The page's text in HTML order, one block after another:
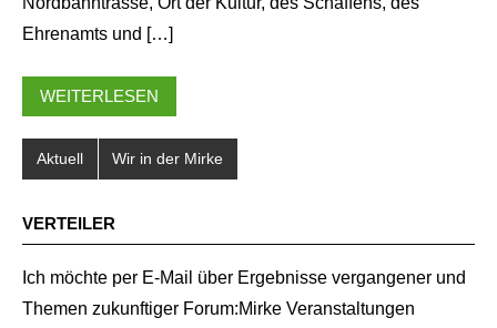
Ehrenamts und […]
WEITERLESEN
Aktuell Wir in der Mirke
VERTEILER
Ich möchte per E-Mail über Ergebnisse vergangener und
Themen zukunftiger Forum:Mirke Veranstaltungen